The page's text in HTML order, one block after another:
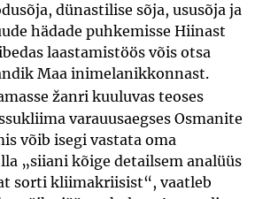
dünastilise sõja, ususõja ja
hädade puhkemisse Hiinast
laastamistöös võis otsa
Maa inimelanikkonnast.
žanri kuuluvas teoses
varauusaegses Osmanite
võib isegi vastata oma
„siiani kõige detailsem analüüs
sorti kliimakriisist“, vaatleb